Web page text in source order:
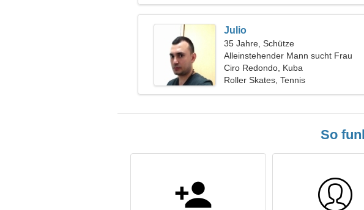
Julio
35 Jahre, Schütze
Alleinstehender Mann sucht Frau
Ciro Redondo, Kuba
Roller Skates, Tennis
So